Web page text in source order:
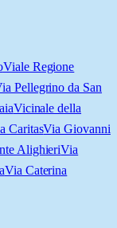
Viale Regione
Pellegrino da San
Vicinale della
CaritasVia Giovanni
AlighieriVia
Via Caterina